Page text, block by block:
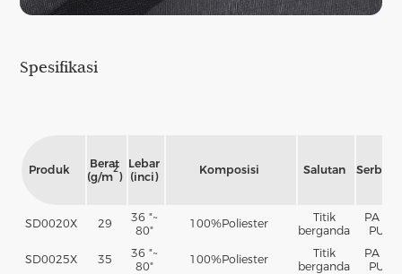
Spesifikasi
Produk
Berat
(g/m
2
)
Lebar
(inci)
Komposisi Salutan Serbuk
SD0020X 29
36 "~
80"
100%Poliester
Titik
berganda
PA +
PU
SD0025X 35
36 "~
80"
100%Poliester
Titik
berganda
PA +
PU